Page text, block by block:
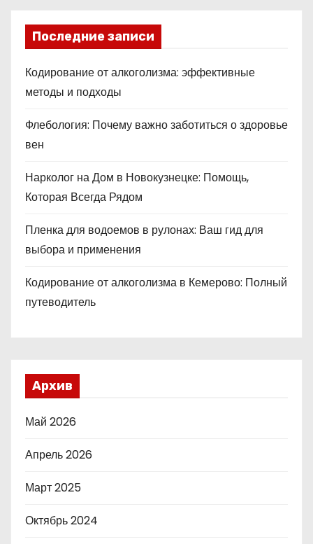
Последние записи
Кодирование от алкоголизма: эффективные
методы и подходы
Флебология: Почему важно заботиться о здоровье
вен
Нарколог на Дом в Новокузнецке: Помощь,
Которая Всегда Рядом
Пленка для водоемов в рулонах: Ваш гид для
выбора и применения
Кодирование от алкоголизма в Кемерово: Полный
путеводитель
Архив
Май 2026
Апрель 2026
Март 2025
Октябрь 2024